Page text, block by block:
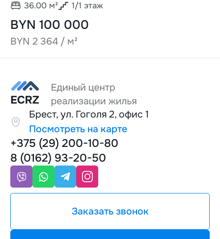
36.00м² 1/1 этаж
BYN 100 000
BYN 2 364 / м²
Брест, ул. Гоголя 2, офис 1
Посмотреть на карте
+375 (29) 200-10-80
8 (0162) 93-20-50
Заказать звонок